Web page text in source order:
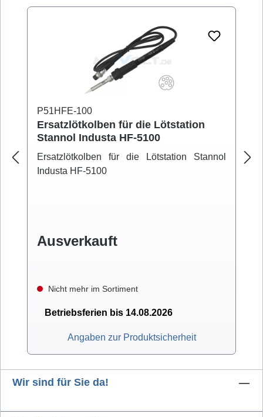
P51HFE-100
Ersatzlötkolben für die Lötstation
Stannol Industa HF-5100
Ersatzlötkolben für die Lötstation Stannol
Industa HF-5100
Ausverkauft
Nicht mehr im Sortiment
Betriebsferien bis 14.08.2026
Angaben zur Produktsicherheit
Wir sind für Sie da!